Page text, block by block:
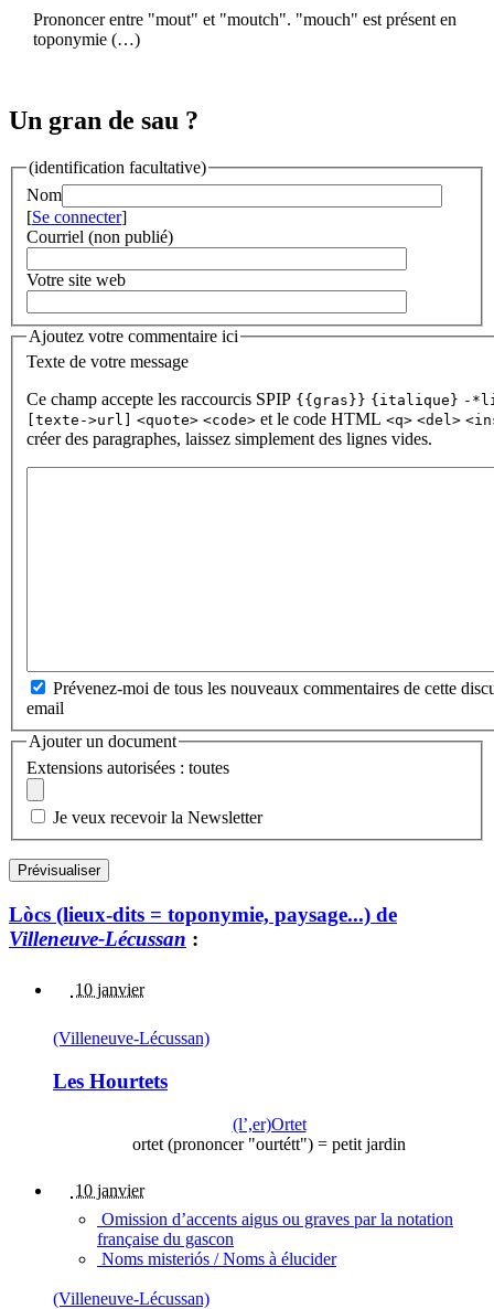
Prononcer entre "mout" et "moutch". "mouch" est présent en
toponymie (…)
Un gran de sau ?
(identification facultative)
Nom
[Se connecter]
Courriel (non publié)
Votre site web
Ajoutez votre commentaire ici
Texte de votre message
Ce champ accepte les raccourcis SPIP {{gras}} {italique} -
[texte->url]
<quote> <code> et le code HTML <q> <del>
créer des paragraphes, laissez simplement des lignes vides.
Prévenez-moi de tous les nouveaux commentaires de cette
email
Ajouter un document
Extensions autorisées : toutes
Je veux recevoir la Newsletter
Lòcs (lieux-dits = toponymie, paysage...) de
Villeneuve-Lécussan :
10 janvier
(Villeneuve-Lécussan)
Les Hourtets
(l’,er)Ortet
ortet (prononcer "ourtétt") = petit jardin
10 janvier
Omission d’accents aigus ou graves par la notation
française du gascon
Noms misteriós / Noms à élucider
(Villeneuve-Lécussan)